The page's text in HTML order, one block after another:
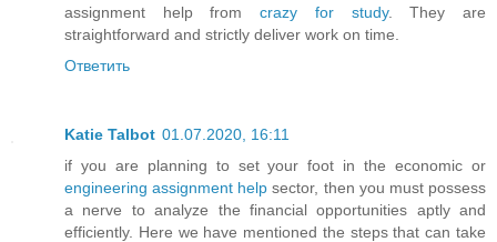
assignment help fromcrazy for study. They are
straightforward and strictly deliver work on time.
Ответить
Katie Talbot 01.07.2020, 16:11
if you are planning to set your foot in the economic or
engineering assignment help sector, then you must possess
a nerve to analyze the financial opportunities aptly and
efficiently. Here we have mentioned the steps that can take